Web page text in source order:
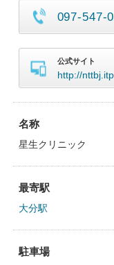
097-547-
公式サイト
http://
名称
星生クリニック
最寄駅
大分駅
駐車場